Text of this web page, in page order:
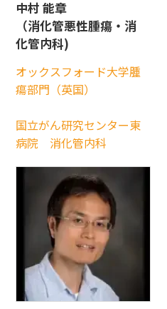
中村 能章
（消化管悪性腫瘍・消
化管内科)
オックスフォード大学腫
瘍部門（英国）
国立がん研究センター東
病院 消化管内科